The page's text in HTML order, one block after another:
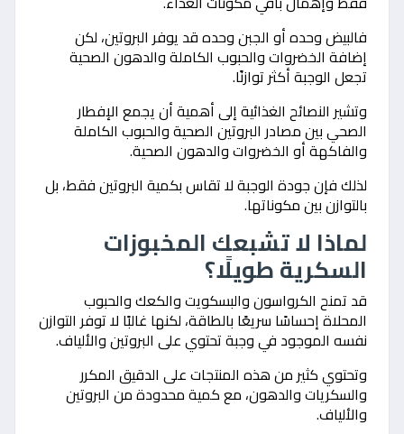
فالبيض وحده أو الجبن وحده قد يوفر البروتين، لكن
إضافة الخضروات والحبوب الكاملة والدهون الصحية
تجعل الوجبة أكثر توازنًا.
وتشير النصائح الغذائية إلى أهمية أن يجمع الإفطار
الصحي بين مصادر البروتين الصحية والحبوب الكاملة
والفاكهة أو الخضروات والدهون الصحية.
لذلك فإن جودة الوجبة لا تقاس بكمية البروتين فقط، بل
بالتوازن بين مكوناتها.
لماذا لا تشبعك المخبوزات
السكرية طويلًا؟
قد تمنح الكرواسون والبسكويت والكعك والحبوب
المحلاة إحساسًا سريعًا بالطاقة، لكنها غالبًا لا توفر التوازن
نفسه الموجود في وجبة تحتوي على البروتين والألياف.
وتحتوي كثير من هذه المنتجات على الدقيق المكرر
والسكريات والدهون، مع كمية محدودة من البروتين
والألياف.